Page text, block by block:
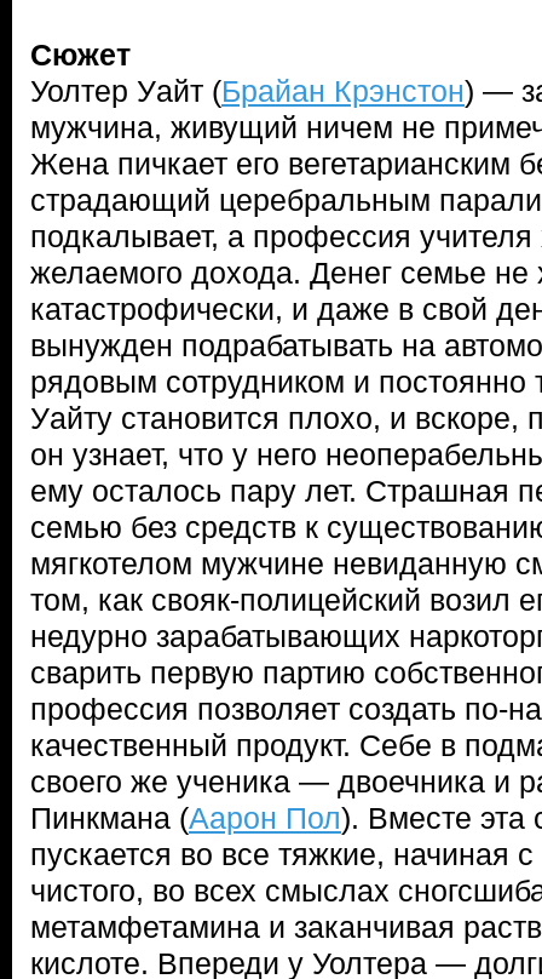
Сюжет
Уолтер Уайт (Брайан Крэнстон) —
мужчина, живущий ничем не
Жена пичкает его вегетарианским
страдающий церебральным
подкалывает, а профессия
желаемого дохода. Денег семье не
катастрофически, и даже в свой
вынужден подрабатывать на
рядовым сотрудником и постоянно
Уайту становится плохо, и вскоре,
он узнает, что у него
ему осталось пару лет. Страшная
семью без средств к
мягкотелом мужчине невиданную
том, как свояк-полицейский возил
недурно зарабатывающих
сварить первую партию
профессия позволяет создать по-
качественный продукт. Себе в
своего же ученика — двоечника и
Пинкмана (Аарон Пол). Вместе эта
пускается во все тяжкие, начиная
чистого, во всех смыслах
метамфетамина и заканчивая
кислоте. Впереди у Уолтера —